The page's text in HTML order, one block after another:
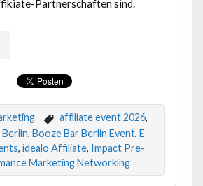
Partnerschaften sind.
affiliate event 2026,
, Booze Bar Berlin Event, E-
, idealo Affiliate, Impact Pre-
Marketing Networking